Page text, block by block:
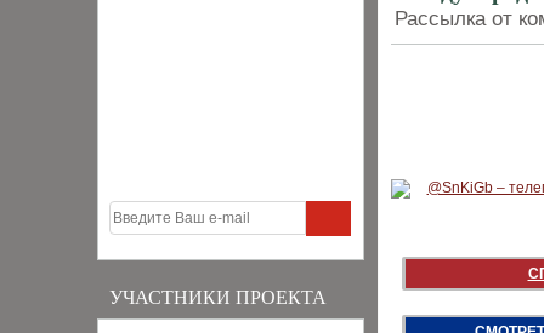
УЧАСТНИКИ ПРОЕКТА
Рассылка от